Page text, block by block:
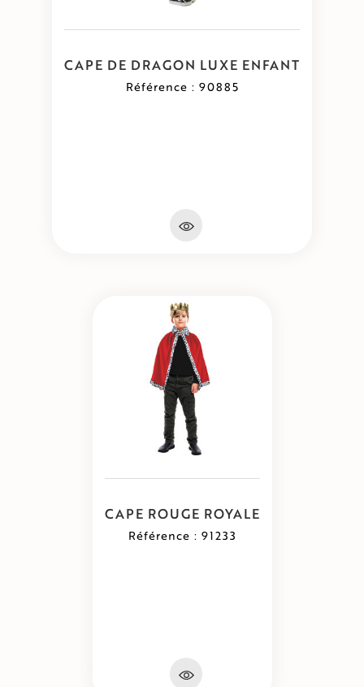
CAPE DE DRAGON LUXE ENFANT
Référence : 90885
CAPE ROUGE ROYALE
Référence : 91233